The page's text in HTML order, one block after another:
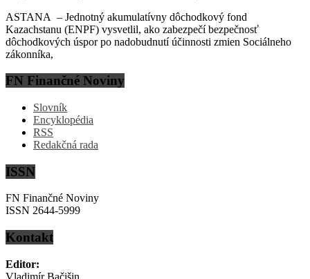
ASTANA – Jednotný akumulatívny dôchodkový fond
Kazachstanu (ENPF) vysvetlil, ako zabezpečí bezpečnosť
dôchodkových úspor po nadobudnutí účinnosti zmien Sociálneho
zákonníka,
FN Finančné Noviny
Slovník
Encyklopédia
RSS
Redakčná rada
ISSN
FN Finančné Noviny
ISSN 2644-5999
Kontakt
Editor:
Vladimír Bačišin